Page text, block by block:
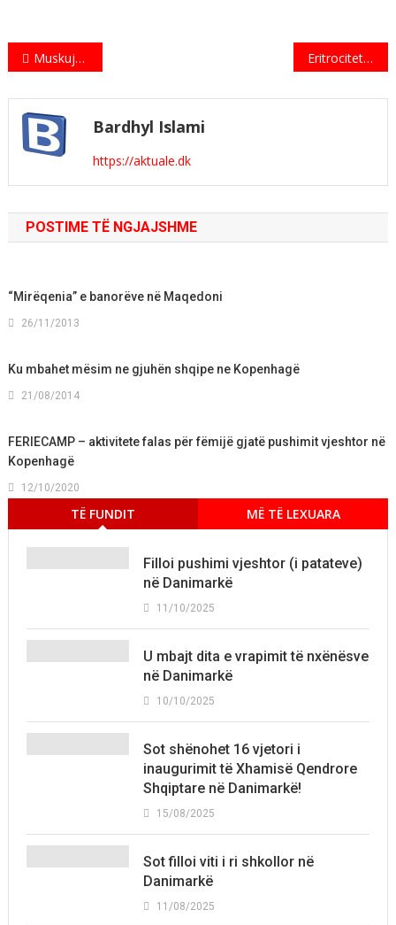
Indlægsnavigation
Muskujt e trupit të njeriut Eritrocitet
Bardhyl Islami
https://aktuale.dk
POSTIME TË NGJAJSHME
“Mirëqenia” e banorëve në Maqedoni
26/11/2013
Ku mbahet mësim ne gjuhën shqipe ne Kopenhagë
21/08/2014
FERIECAMP – aktivitete falas për fëmijë gjatë pushimit vjeshtor në
Kopenhagë
12/10/2020
TË FUNDIT MË TË LEXUARA
Filloi pushimi vjeshtor (i patateve)
në Danimarkë
11/10/2025
U mbajt dita e vrapimit të nxënësve
në Danimarkë
10/10/2025
Sot shënohet 16 vjetori i
inaugurimit të Xhamisë Qendrore
Shqiptare në Danimarkë!
15/08/2025
Sot filloi viti i ri shkollor në
Danimarkë
11/08/2025